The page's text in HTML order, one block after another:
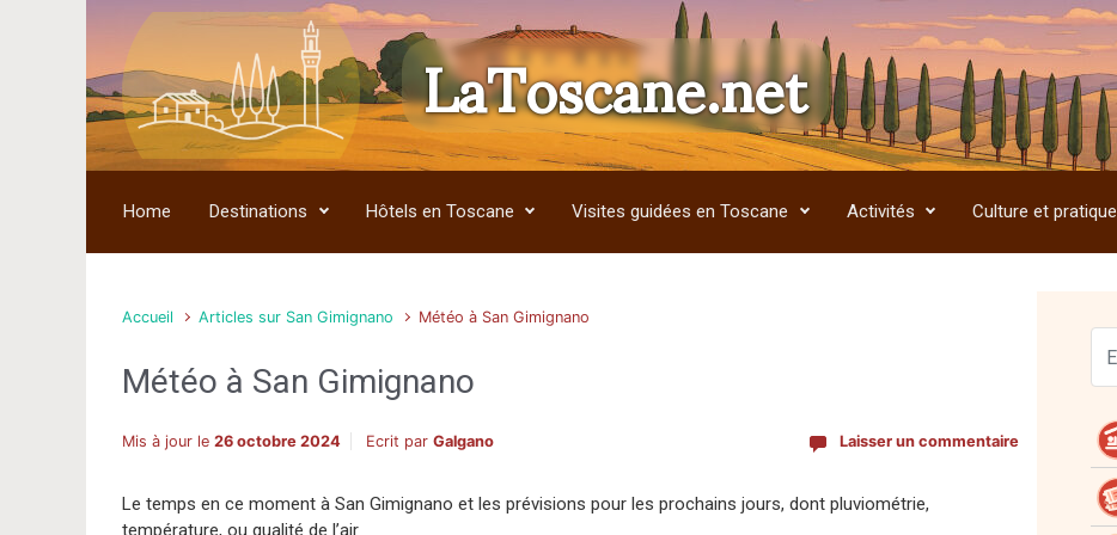
Skip to main content LaToscane.net
Home Destinations Hôtels en Toscane Visites guidées en Toscane Activités Culture et pratique
Accueil Articles sur San Gimignano Météo à San Gimignano
Météo à San Gimignano
Mis à jour le 26 octobre 2024 Ecrit par Galgano Laisser un commentaire
Le temps en ce moment à San Gimignano et les prévisions pour les prochains jours, dont pluviométrie,
température, ou qualité de l’air